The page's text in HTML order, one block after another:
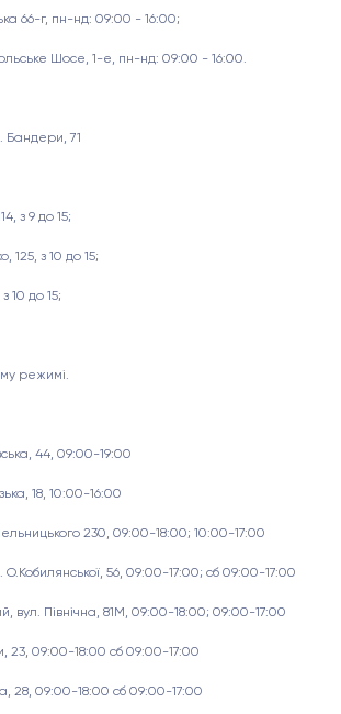
66-г, пн-нд: 09:00 - 16:00;
Шосе, 1-е, пн-нд: 09:00 - 16:00.
Бандери, 71
з 9 до 15;
125, з 10 до 15;
10 до 15;
режимі.
44, 09:00-19:00
18, 10:00-16:00
230, 09:00-18:00; 10:00-17:00
О.Кобилянської, 56, 09:00-17:00; сб 09:00-17:00
вул. Північна, 81М, 09:00-18:00; 09:00-17:00
23, 09:00-18:00 сб 09:00-17:00
28, 09:00-18:00 сб 09:00-17:00